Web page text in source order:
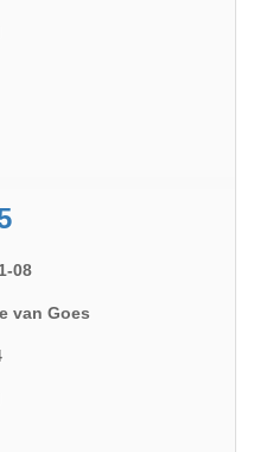
08
van Goes